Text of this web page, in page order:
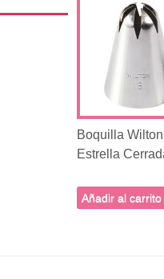
Boquilla
Estrella
Añadir al carrito